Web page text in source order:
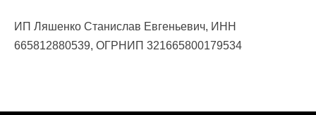
ИП Ляшенко Станислав Евгеньевич, ИНН
665812880539, ОГРНИП 321665800179534